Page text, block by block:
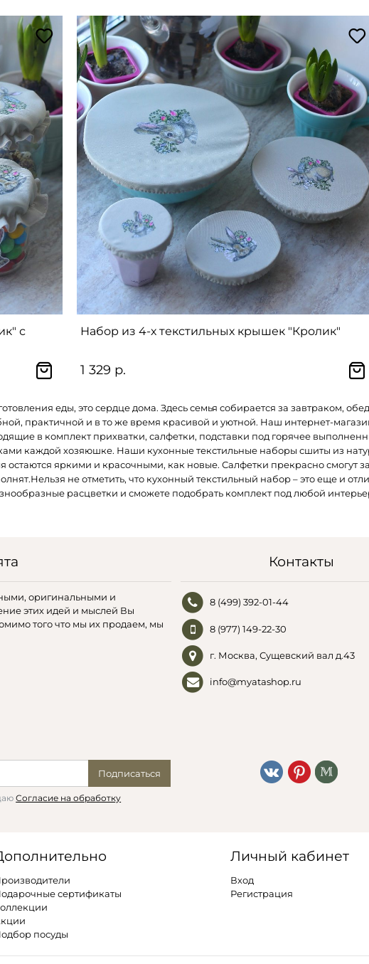
с
Набор из 4-х текстильных крышек "Кролик"
1 329 р.
еды, это сердце дома. Здесь семья собирается за завтраком,
практичной и в то же время красивой и уютной. Наш интернет-
в комплект прихватки, салфетки, подставки под горячее
каждой хозяюшке. Наши кухонные текстильные наборы сшиты из
остаются яркими и красочными, как новые. Салфетки прекрасно смогут
не отметить, что кухонный текстильный набор – это еще и
расцветки и сможете подобрать комплект под любой
оригинальными и
этих идей и мыслей Вы
того что мы их продаем, мы
Подписаться
Согласие на обработку
Контакты
8 (499) 392-01-44
8 (977) 149-22-30
г. Москва, Сущевский вал д.43
info@myatashop.ru
сертификаты
посуды
Личный кабинет
Вход
Регистрация